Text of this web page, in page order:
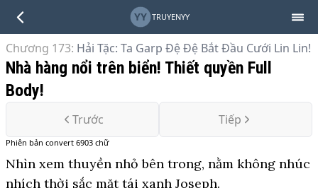
YY TRUYENYY
Chương 173: Hải Tặc: Ta Garp Đệ Đệ Bắt Đầu Cưới Lin Lin!
Nhà hàng nổi trên biển! Thiết quyền Full
Body!
Trước Tiếp
Phiên bản convert 6903 chữ
Nhìn xem thuyền nhỏ bên trong, nằm không nhúc
nhích thời sắc mặt tái xanh Joseph.